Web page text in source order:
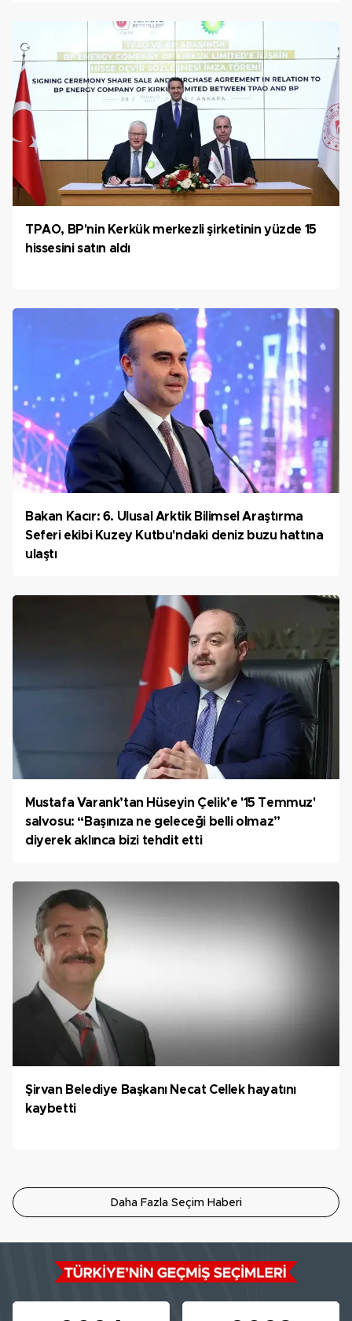
TPAO, BP'nin Kerkük merkezli şirketinin yüzde 15
hissesini satın aldı
Bakan Kacır: 6. Ulusal Arktik Bilimsel Araştırma
Seferi ekibi Kuzey Kutbu'ndaki deniz buzu hattına
ulaştı
Mustafa Varank’tan Hüseyin Çelik’e '15 Temmuz'
salvosu: “Başınıza ne geleceği belli olmaz”
diyerek aklınca bizi tehdit etti
Şirvan Belediye Başkanı Necat Cellek hayatını
kaybetti
Daha Fazla Seçim Haberi